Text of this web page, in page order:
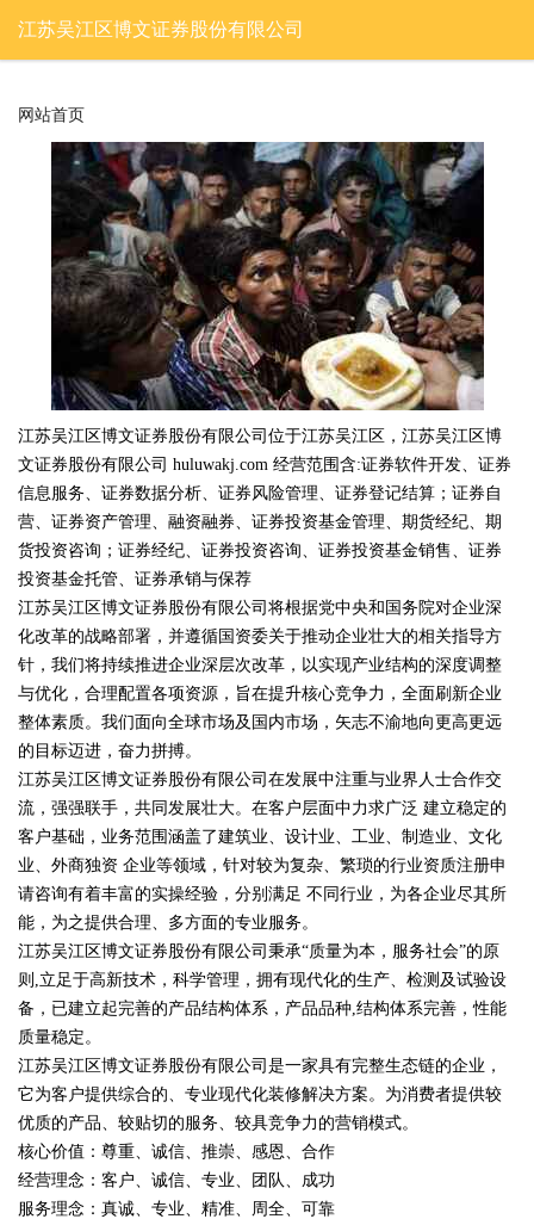
江苏吴江区博文证券股份有限公司
网站首页
江苏吴江区博文证券股份有限公司位于江苏吴江区，江苏吴江区博
文证券股份有限公司 huluwakj.com 经营范围含:证券软件开发、证券
信息服务、证券数据分析、证券风险管理、证券登记结算；证券自
营、证券资产管理、融资融券、证券投资基金管理、期货经纪、期
货投资咨询；证券经纪、证券投资咨询、证券投资基金销售、证券
投资基金托管、证券承销与保荐
江苏吴江区博文证券股份有限公司将根据党中央和国务院对企业深
化改革的战略部署，并遵循国资委关于推动企业壮大的相关指导方
针，我们将持续推进企业深层次改革，以实现产业结构的深度调整
与优化，合理配置各项资源，旨在提升核心竞争力，全面刷新企业
整体素质。我们面向全球市场及国内市场，矢志不渝地向更高更远
的目标迈进，奋力拼搏。
江苏吴江区博文证券股份有限公司在发展中注重与业界人士合作交
流，强强联手，共同发展壮大。在客户层面中力求广泛 建立稳定的
客户基础，业务范围涵盖了建筑业、设计业、工业、制造业、文化
业、外商独资 企业等领域，针对较为复杂、繁琐的行业资质注册申
请咨询有着丰富的实操经验，分别满足 不同行业，为各企业尽其所
能，为之提供合理、多方面的专业服务。
江苏吴江区博文证券股份有限公司秉承“质量为本，服务社会”的原
则,立足于高新技术，科学管理，拥有现代化的生产、检测及试验设
备，已建立起完善的产品结构体系，产品品种,结构体系完善，性能
质量稳定。
江苏吴江区博文证券股份有限公司是一家具有完整生态链的企业，
它为客户提供综合的、专业现代化装修解决方案。为消费者提供较
优质的产品、较贴切的服务、较具竞争力的营销模式。
核心价值：尊重、诚信、推崇、感恩、合作
经营理念：客户、诚信、专业、团队、成功
服务理念：真诚、专业、精准、周全、可靠